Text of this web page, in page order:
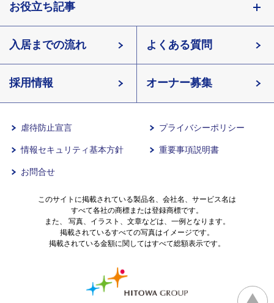
埼玉県
北海道 宮城県
長野県 愛知県
滋賀県 兵庫県
会社概要
有料老人ホームイリーゼとは
イリーゼが選ばれる理由
一日の流れ
お役立ち記事
知っておきたい介護の知識
介護用語をわかりやすく説明
有料老人ホームとは
有料老人ホームを選ぶ時のポイント
介護費用とお金について
入居までの流れ よくある質問
採用情報 オーナー募集
虐待防止宣言 プライバシーポリシー
情報セキュリティ基本方針 重要事項説明書
お問合せ
このサイトに掲載されている製品名、会社名、サービス名は
すべて各社の商標または登録商標です。
また、 写真、イラスト、文章などは、一例となります。
掲載されているすべての写真はイメージです。
掲載されている金額に関してはすべて総額表示です。